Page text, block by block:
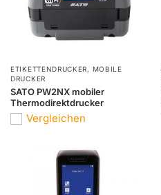
ETIKETTENDRUCKER, MOBILE
DRUCKER
SATO PW2NX mobiler
Thermodirektdrucker
Vergleichen